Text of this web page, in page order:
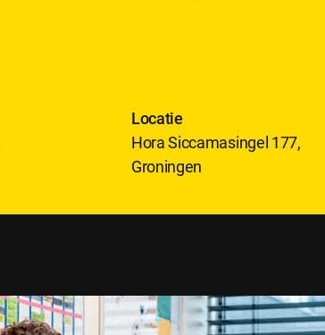
Locatie
Hora Siccamasingel 177,
Groningen